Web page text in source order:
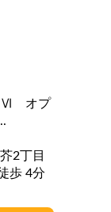
Ⅵ オプ
2丁目
福岡市七隈線 野芥 駅 徒歩 4分